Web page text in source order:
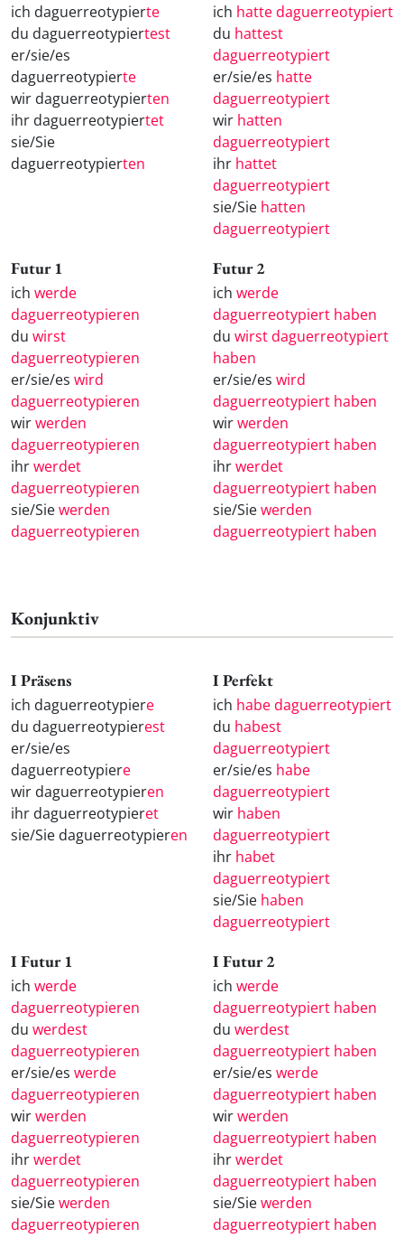
ich daguerreotypierte
du daguerreotypiertest
er/sie/es
daguerreotypierte
wir daguerreotypierten
ihr daguerreotypiertet
sie/Sie
daguerreotypierten
ich hatte daguerreotypiert
du hattest
daguerreotypiert
er/sie/es hatte
daguerreotypiert
wir hatten
daguerreotypiert
ihr hattet
daguerreotypiert
sie/Sie hatten
daguerreotypiert
Futur 1
ich werde
daguerreotypieren
du wirst
daguerreotypieren
er/sie/es wird
daguerreotypieren
wirwerden
daguerreotypieren
ihrwerdet
daguerreotypieren
sie/Siewerden
daguerreotypieren
Futur 2
ich werde
daguerreotypiert haben
du wirst daguerreotypiert
haben
er/sie/es wird
daguerreotypiert haben
wirwerden
daguerreotypiert haben
ihrwerdet
daguerreotypiert haben
sie/Siewerden
daguerreotypiert haben
Konjunktiv
I Präsens
ich daguerreotypiere
du daguerreotypierest
er/sie/es
daguerreotypiere
wir daguerreotypieren
ihr daguerreotypieret
sie/Sie daguerreotypieren
I Perfekt
ich habe daguerreotypiert
du habest
daguerreotypiert
er/sie/es habe
daguerreotypiert
wir haben
daguerreotypiert
ihr habet
daguerreotypiert
sie/Sie haben
daguerreotypiert
I Futur 1
ich werde
daguerreotypieren
du werdest
daguerreotypieren
er/sie/es werde
daguerreotypieren
wirwerden
daguerreotypieren
ihrwerdet
daguerreotypieren
sie/Siewerden
daguerreotypieren
I Futur 2
ich werde
daguerreotypiert haben
du werdest
daguerreotypiert haben
er/sie/es werde
daguerreotypiert haben
wirwerden
daguerreotypiert haben
ihrwerdet
daguerreotypiert haben
sie/Siewerden
daguerreotypiert haben